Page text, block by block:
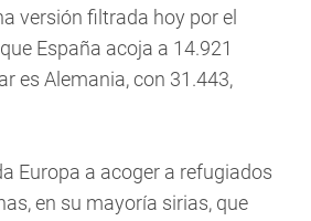
versión filtrada hoy por el
España acoja a 14.921
es Alemania, con 31.443,
Europa a acoger a refugiados
en su mayoría sirias, que